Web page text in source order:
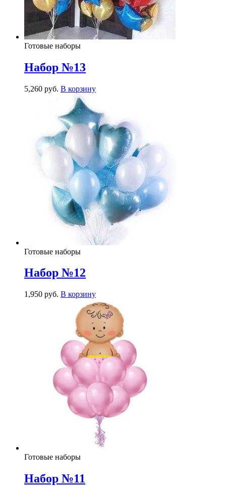
Готовые наборы
Набор №13
5,260 руб. В корзину
Готовые наборы
Набор №12
1,950 руб. В корзину
Готовые наборы
Набор №11